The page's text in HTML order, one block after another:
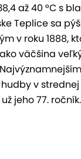
až 40 °C s
Teplice sa
v roku 1888,
väčšina
v
jeho 77. ročník.